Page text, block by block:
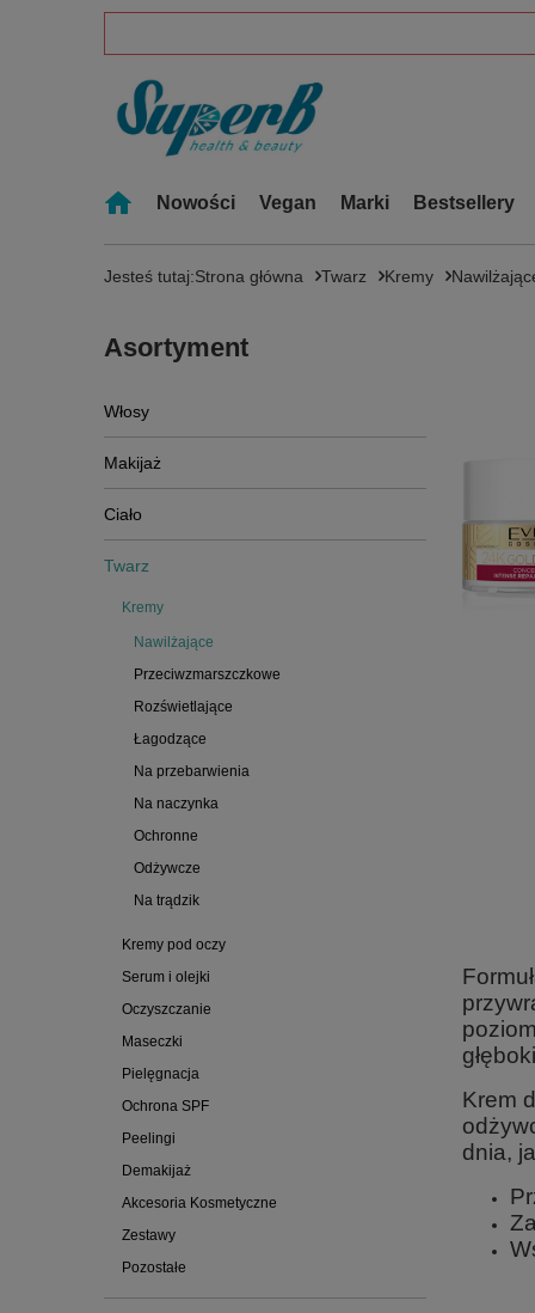
Nowości Vegan Marki Bestsellery
Jesteś tutaj:Strona główna Twarz Kremy
Asortyment
Włosy
Makijaż
Ciało
Twarz
Kremy
Nawilżające
Przeciwzmarszczkowe
Rozświetlające
Łagodzące
Na przebarwienia
Na naczynka
Ochronne
Odżywcze
Na trądzik
Kremy pod oczy
Serum i olejki
Oczyszczanie
Maseczki
Pielęgnacja
Ochrona SPF
Peelingi
Demakijaż
Akcesoria Kosmetyczne
Zestawy
Pozostałe
Krem
dnia,